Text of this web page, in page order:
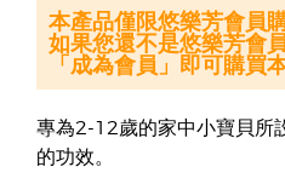
專為2-12歲的家中小寶貝所
的功效。
本產品僅限悠樂芳會員
如果您還不是悠樂芳會
「成為會員」即可購買